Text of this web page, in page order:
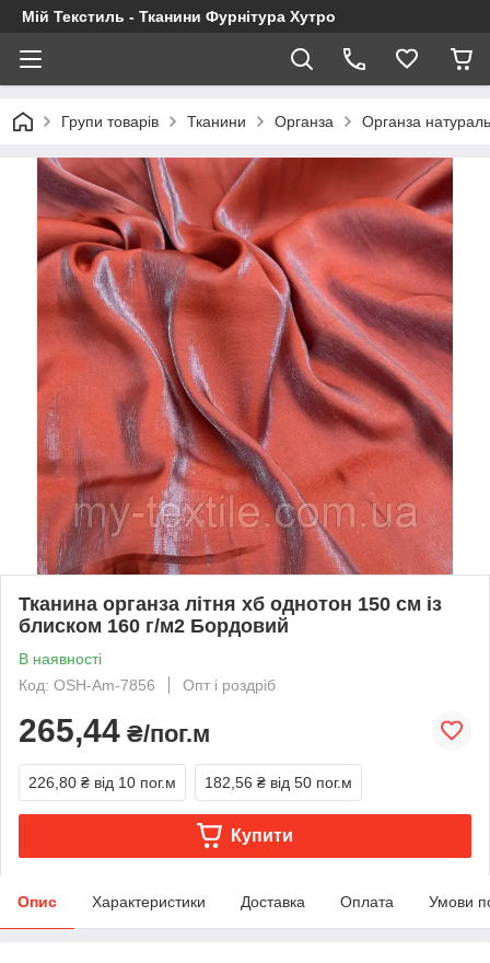
Мій Текстиль - Тканини Фурнітура Хутро
Групи товарів Тканини Органза Органза
Тканина органза літня хб однотон 150 см із
блиском 160 г/м2 Бордовий
В наявності
Код: OSH-Am-7856
Опт і роздріб
265,44 ₴/пог.м
226,80 ₴ від 10 пог.м 182,56 ₴ від 50 пог.м
Купити
Опис Характеристики Доставка Оплата Умови